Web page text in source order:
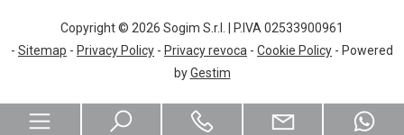
Copyright © 2026 Sogim S.r.l. | P.IVA 02533900961
- Sitemap - Privacy Policy - Privacy revoca - Cookie Policy - Powered
byGestim